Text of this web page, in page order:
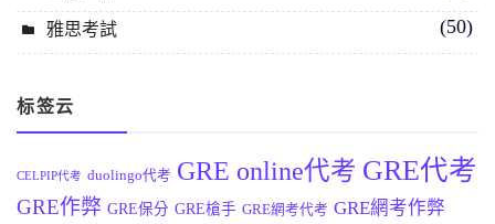
雅思考試 (50)
标签云
CELPIP代考 duolingo代考 GRE online代考 GRE代考
GRE作弊 GRE保分 GRE槍手 GRE網考代考 GRE網考作弊